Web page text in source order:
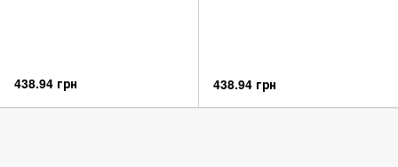
438.94 грн 438.94 грн